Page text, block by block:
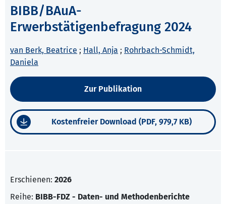
BIBB/BAuA-
Erwerbstätigenbefragung 2024
van Berk, Beatrice ; Hall, Anja ; Rohrbach-Schmidt,
Daniela
Zur Publikation
Kostenfreier Download (PDF, 979,7 KB)
Erschienen: 2026
Reihe: BIBB-FDZ - Daten- und Methodenberichte